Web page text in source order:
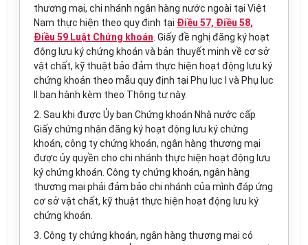
thương mại, chi nhánh ngân hàng nước ngoài tại Việt
Nam thực hiện theo quy định tại Điều 57, Điều 58,
Điều 59 Luật Chứng khoán . Giấy đề nghị đăng ký hoạt
động lưu ký chứng khoán và bản thuyết minh về cơ sở
vật chất, kỹ thuật bảo đảm thực hiện hoạt động lưu ký
chứng khoán theo mẫu quy định tại Phụ lục I và Phụ lục
II ban hành kèm theo Thông tư này.
2. Sau khi được Ủy ban Chứng khoán Nhà nước cấp
Giấy chứng nhận đăng ký hoạt động lưu ký chứng
khoán, công ty chứng khoán, ngân hàng thương mại
được ủy quyền cho chi nhánh thực hiện hoạt động lưu
ký chứng khoán. Công ty chứng khoán, ngân hàng
thương mại phải đảm bảo chi nhánh của mình đáp ứng
cơ sở vật chất, kỹ thuật thực hiện hoạt động lưu ký
chứng khoán.
3. Công ty chứng khoán, ngân hàng thương mại có